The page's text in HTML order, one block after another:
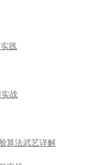
践
实战
算法武艺详解